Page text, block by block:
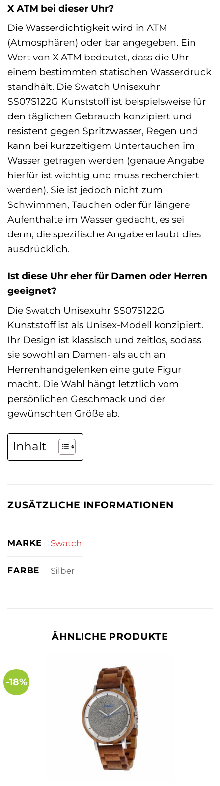
X ATM bei dieser Uhr?
Die Wasserdichtigkeit wird in ATM
(Atmosphären) oder bar angegeben. Ein
Wert von X ATM bedeutet, dass die Uhr
einem bestimmten statischen Wasserdruck
standhält. Die Swatch Unisexuhr
SS07S122G Kunststoff ist beispielsweise für
den täglichen Gebrauch konzipiert und
resistent gegen Spritzwasser, Regen und
kann bei kurzzeitigem Untertauchen im
Wasser getragen werden (genaue Angabe
hierfür ist wichtig und muss recherchiert
werden). Sie ist jedoch nicht zum
Schwimmen, Tauchen oder für längere
Aufenthalte im Wasser gedacht, es sei
denn, die spezifische Angabe erlaubt dies
ausdrücklich.
Ist diese Uhr eher für Damen oder Herren
geeignet?
Die Swatch Unisexuhr SS07S122G
Kunststoff ist als Unisex-Modell konzipiert.
Ihr Design ist klassisch und zeitlos, sodass
sie sowohl an Damen- als auch an
Herrenhandgelenken eine gute Figur
macht. Die Wahl hängt letztlich vom
persönlichen Geschmack und der
gewünschten Größe ab.
Inhalt
ZUSÄTZLICHE INFORMATIONEN
MARKE Swatch
FARBE Silber
ÄHNLICHE PRODUKTE
-18%